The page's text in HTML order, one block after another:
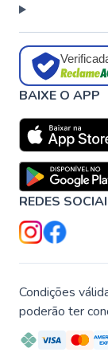
BAIXE O APP
REDES
Condições
poderão ter